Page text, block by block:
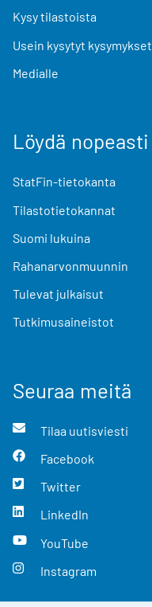
Kysy tilastoista
Usein kysytyt kysymykset
Medialle
Löydä nopeasti
StatFin-tietokanta
Tilastotietokannat
Suomi lukuina
Rahanarvonmuunnin
Tulevat julkaisut
Tutkimusaineistot
Seuraa meitä
Tilaa uutisviesti
Facebook
Twitter
LinkedIn
YouTube
Instagram